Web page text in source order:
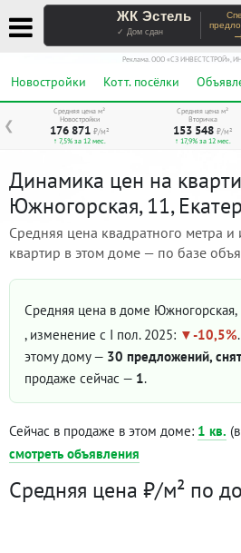
ЖК Эстель
✓ Дом сдан
Реклама. ООО «СЗ ИНВЕСТСТРОЙ»,
Новостройки Котт. посёлки
❮
Средняя цена м²
Новостройки
176 871 ₽/м²
↑ 7,5% за 12 мес.
Средняя цена м²
Вторичка
153 548 ₽/м²
↑ 17,9% за 12 мес.
Динамика цен на
Южногорская, 11,
Средняя цена квадратного метра
квартир в этом доме — по базе
Средняя цена в доме Южногорская,
, изменение с I пол. 2025: -10,5%
этому дому — 30 предложений,
продаже сейчас — 1.
Сейчас в продаже в этом доме: 1 кв.
смотреть объявления
Средняя цена ₽/м² по